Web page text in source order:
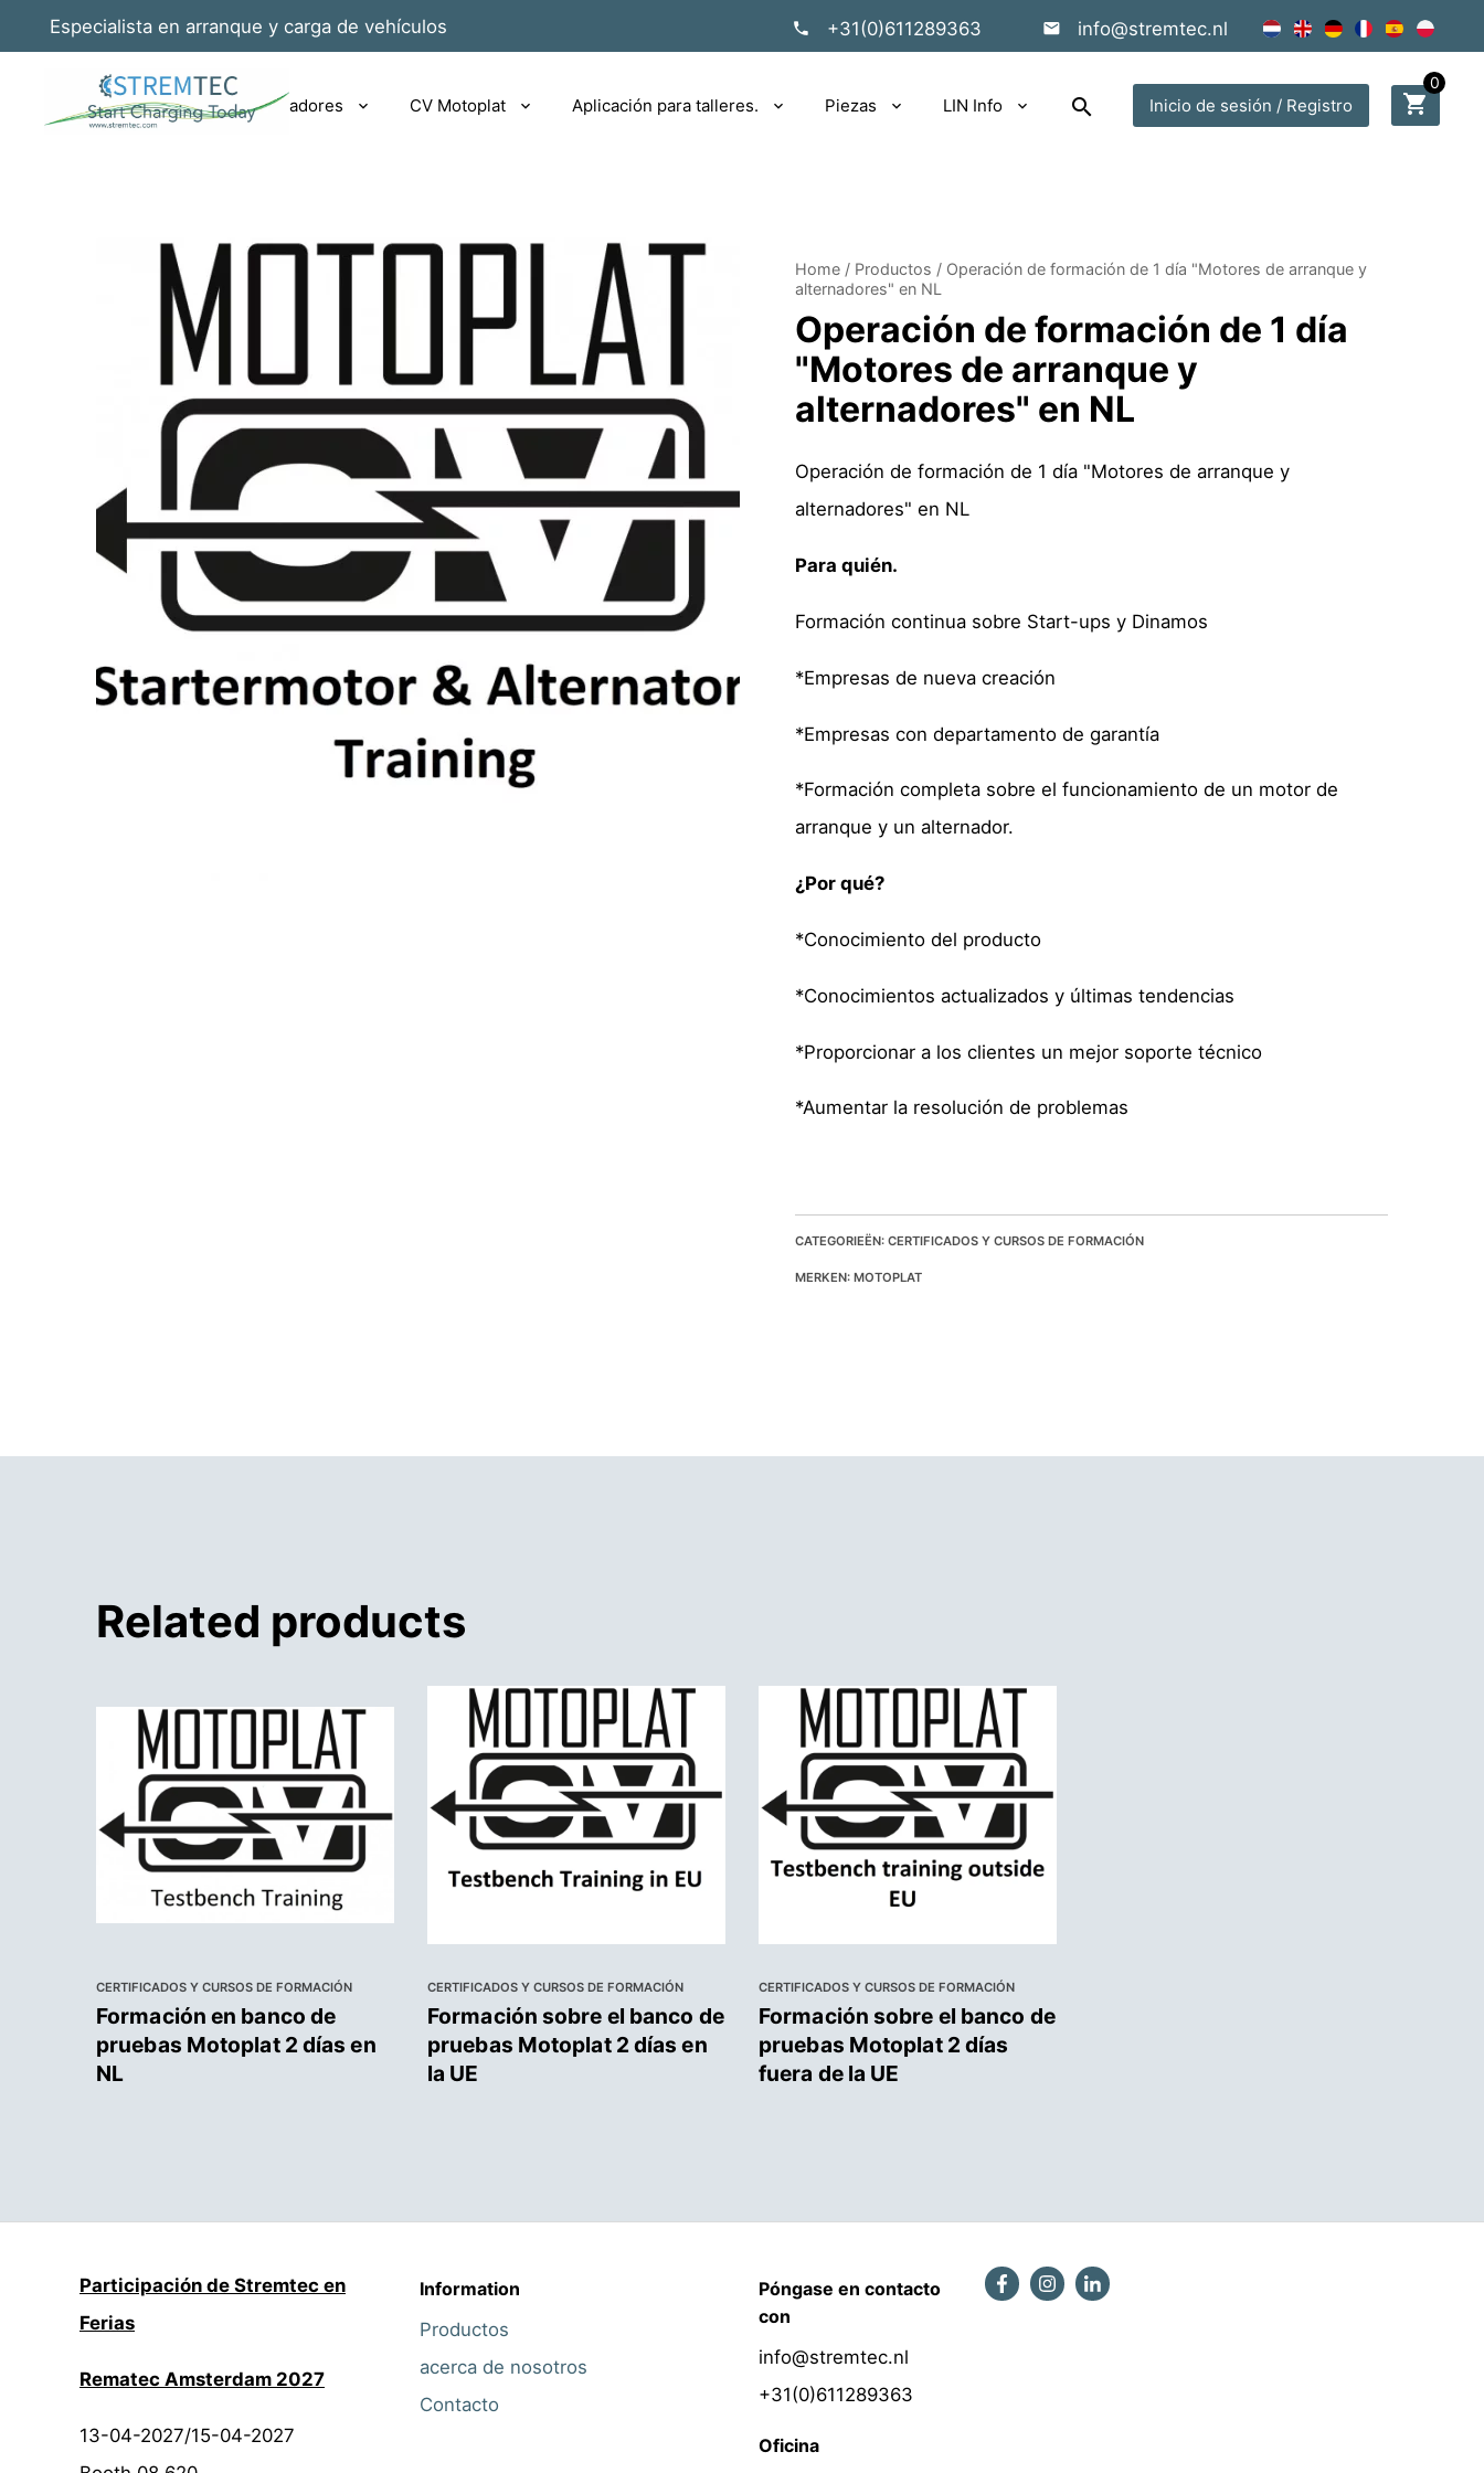
Especialista en arranque y carga de vehículos +31(0)611289363 info@stremtec.nl
Rotrix EV|PHEV cargadores CV Motoplat Aplicación para talleres. Piezas LIN Info search Inicio de sesión / Registro shopping_cart
0
Home / Productos / Operación de formación de 1 día "Motores de arranque y
alternadores" en NL
Operación de formación de 1 día
"Motores de arranque y
alternadores" en NL
Operación de formación de 1 día "Motores de arranque y
alternadores" en NL
Para quién.
Formación continua sobre Start-ups y Dinamos
*Empresas de nueva creación
*Empresas con departamento de garantía
*Formación completa sobre el funcionamiento de un motor de
arranque y un alternador.
¿Por qué?
*Conocimiento del producto
*Conocimientos actualizados y últimas tendencias
*Proporcionar a los clientes un mejor soporte técnico
*Aumentar la resolución de problemas
CATEGORIEËN: CERTIFICADOS Y CURSOS DE FORMACIÓN
MERKEN: MOTOPLAT
Related products
CERTIFICADOS Y CURSOS DE FORMACIÓN
Formación en banco de
pruebas Motoplat 2 días en
NL
CERTIFICADOS Y CURSOS DE FORMACIÓN
Formación sobre el banco de
pruebas Motoplat 2 días en
la UE
CERTIFICADOS Y CURSOS DE FORMACIÓN
Formación sobre el banco de
pruebas Motoplat 2 días
fuera de la UE
Participación de Stremtec en
Ferias
Rematec Amsterdam 2027
13-04-2027/15-04-2027
Information
Productos
acerca de nosotros
Contacto
Póngase en contacto
con
info@stremtec.nl
+31(0)611289363
Oficina